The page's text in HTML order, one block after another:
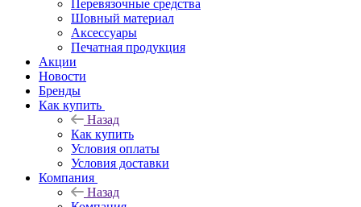
Перевязочные средства
Шовный материал
Аксессуары
Печатная продукция
Акции
Новости
Бренды
Как купить
Назад
Как купить
Условия оплаты
Условия доставки
Компания
Назад